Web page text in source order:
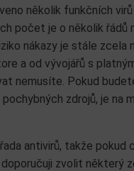
několik funkčních virů
počet je o několik řádů
nákazy je stále zcela
a od vývojářů s
nemusíte. Pokud
zdrojů, je na
antivirů, takže pokud
zvolit některý